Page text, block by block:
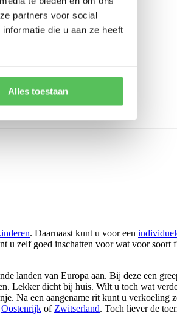
partners voor social
die u aan ze heeft
Alles toestaan
. Daarnaast kunt u voor een
u zelf goed inschatten voor wat voor soort
landen van Europa aan. Bij deze een
Lekker dicht bij huis. Wilt u toch wat
Na een aangename rit kunt u verkoeling
Oostenrijk of Zwitserland. Toch liever de